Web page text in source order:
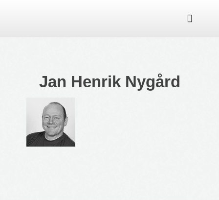

Jan Henrik Nygård